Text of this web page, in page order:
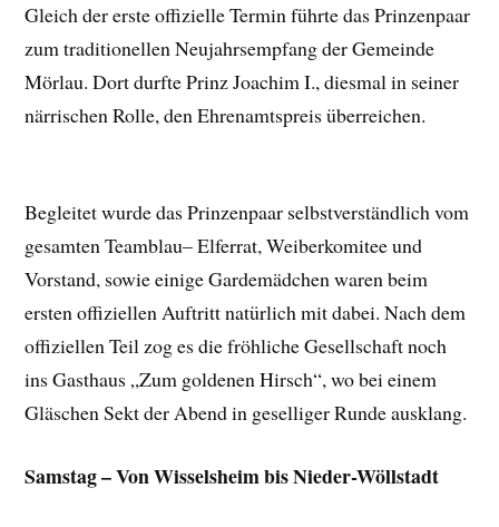
Gleich der erste offizielle Termin führte das Prinzenpaar
zum traditionellen Neujahrsempfang der Gemeinde
Mörlau. Dort durfte Prinz Joachim I., diesmal in seiner
närrischen Rolle, den Ehrenamtspreis überreichen.
Begleitet wurde das Prinzenpaar selbstverständlich vom
gesamten Teamblau– Elferrat, Weiberkomitee und
Vorstand, sowie einige Gardemädchen waren beim
ersten offiziellen Auftritt natürlich mit dabei. Nach dem
offiziellen Teil zog es die fröhliche Gesellschaft noch
ins Gasthaus „Zum goldenen Hirsch“, wo bei einem
Gläschen Sekt der Abend in geselliger Runde ausklang.
Samstag – Von Wisselsheim bis Nieder-Wöllstadt